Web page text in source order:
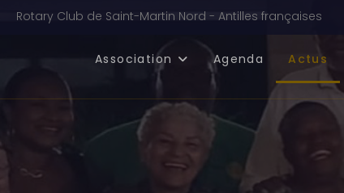
Rotary Club de Saint-Martin Nord - Antilles françaises
Association Agenda Actus